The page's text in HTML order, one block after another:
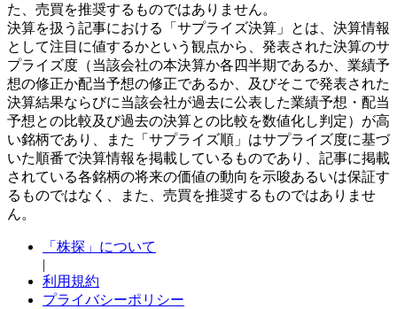
た、売買を推奨するものではありません。
決算を扱う記事における「サプライズ決算」とは、決算情報
として注目に値するかという観点から、発表された決算のサ
プライズ度（当該会社の本決算か各四半期であるか、業績予
想の修正か配当予想の修正であるか、及びそこで発表された
決算結果ならびに当該会社が過去に公表した業績予想・配当
予想との比較及び過去の決算との比較を数値化し判定）が高
い銘柄であり、また「サプライズ順」はサプライズ度に基づ
いた順番で決算情報を掲載しているものであり、記事に掲載
されている各銘柄の将来の価値の動向を示唆あるいは保証す
るものではなく、また、売買を推奨するものではありませ
ん。
「株探」について
|
利用規約
プライバシーポリシー